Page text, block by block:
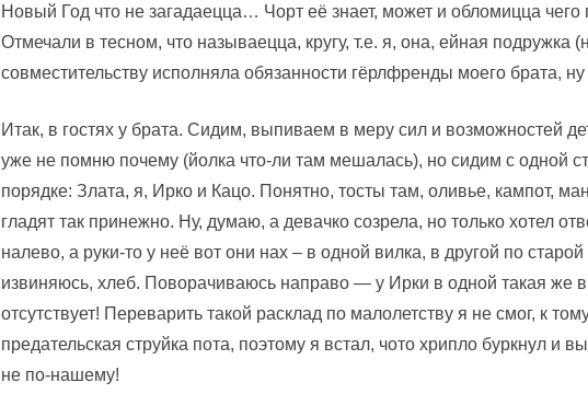
Новый Год что не загадаецца… Чорт её знает, может и обломицца чего
Отмечали в тесном, что называецца, кругу, т.е. я, она, ейная подружка
совместительству исполняла обязанности гёрлфренды моего брата,
Итак, в гостях у брата. Сидим, выпиваем в меру сил и возможностей
уже не помню почему (йолка что-ли там мешалась), но сидим с одной
порядке: Злата, я, Ирко и Кацо. Понятно, тосты там, оливье, кампот,
гладят так принежно. Ну, думаю, а девачко созрела, но только хотел
налево, а руки-то у неё вот они нах – в одной вилка, в другой по
извиняюсь, хлеб. Поворачиваюсь направо — у Ирки в одной такая же
отсутствует! Переварить такой расклад по малолетству я не смог, к
предательская струйка пота, поэтому я встал, чото хрипло буркнул и
не по-нашему!